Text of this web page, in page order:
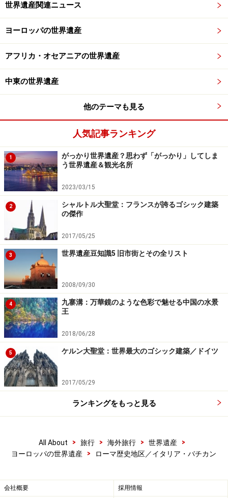
枢、フォロ・ロマーノだ。カンピドリオの丘の建物や広
場は約500年前の作品だが、フォロ・ロマーノは約2000
年前の遺跡。1500年の時間差などものともせずに調和し
ているのがローマなのだ。それだけ昔の遺跡なので完全
な姿で残っている建物はほとんどないが、その廃墟ぶり
が絶妙で、夕方フォロ・ロマーノをボケーッと眺めてい
るだけでなんだかとても幸せな気分になるのである。
さらに南東にあるのが言わずと知れたコロッセオ。全長
るが、この遺跡、なんと西暦80年前後の完成だ。この
頃、日本は弥生時代。登呂遺跡が同時期の集落跡なのだ
が、比較するとコロッセオがいかにケタ外れの建物かよ
くわかる。
ローマ建築の奇跡！ パンテオン
ミケランジェロが「天使の設計」と称し、ベルニーニが「完
璧」と評したというパンテオン。ポルティコには一枚岩の花
崗岩から切り出した高さ12.5mの巨大な柱が16本、連なって
いる
パンテオン内部。上がオクルス
もうひとつ、ローマ歴史地区の大のお気に入りがパンテ
まず、ファサードと円堂のシンプルで重厚な造りがたま
機能美を持っている。そして直径・高さともに43.2mを
世界遺産関連ニュース
ヨーロッパの世界遺産
アフリカ・オセアニアの世界遺産
中東の世界遺産
他のテーマも見る
人気記事ランキング
1
がっかり世界遺産？思わず「がっかり」してしま
う世界遺産＆観光名所
2023/03/15
2
シャルトル大聖堂：フランスが誇るゴシック建築
の傑作
2017/05/25
3 世界遺産豆知識5 旧市街とその全リスト
2008/09/30
4
九寨溝：万華鏡のような色彩で魅せる中国の水景
王
2018/06/28
5 ケルン大聖堂：世界最大のゴシック建築／ドイツ
2017/05/29
ランキングをもっと見る
All About > 旅行 > 海外旅行 > 世界遺産
>
ヨーロッパの世界遺産
> ローマ歴史地区／イタリア・バチカン
会社概要 採用情報